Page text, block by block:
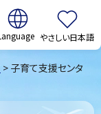
翻訳:
やさしい日本語
> 子育て支援センタ